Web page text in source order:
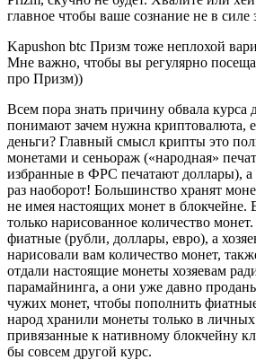
главное чтобы ваше сознание не в силе
Kapushon btc Призм тоже неплохой
Мне важно, чтобы вы регулярно
про Призм))
Всем пора знать причину обвала
понимают зачем нужна криптовалюта,
деньги? Главный смысл крипты это
монетами и сеньораж («народная»
избранные в ФРС печатают доллары), а
раз наоборот! Большинство хранят
не имея настоящих монет в блокчейне.
только нарисованное количество
фиатные (рубли, доллары, евро), а
нарисовали вам количество монет,
отдали настоящие монеты хозяевам
парамайнинга, а они уже давно
чужих монет, чтобы пополнить
народ хранили монеты только в
привязанные к нативному блокчейну
бы совсем другой курс.